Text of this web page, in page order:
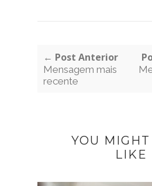
← Post Anterior
Mensagem mais
recente
YOU
LIKE